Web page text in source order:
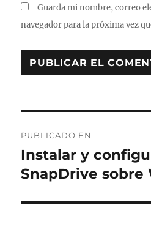
Guarda mi nombre, correo
navegador para la próxima vez
de
entradas
PUBLICADO EN
Instalar y
SnapDrive sobre